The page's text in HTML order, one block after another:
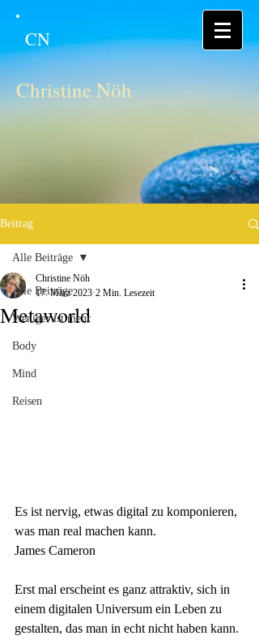
CN
Christine Nöh
Beitrag
Alle Beiträge
Weniger ist mehr
Body
Mind
Reisen
Alle Beiträge
Metaworld
Christine Nöh
17. März 2023 2 Min. Lesezeit
Es ist nervig, etwas digital zu komponieren,
was man real machen kann.
James Cameron
Erst mal erscheint es ganz attraktiv, sich in
einem digitalen Universum ein Leben zu
gestalten, das man in echt nicht haben kann.